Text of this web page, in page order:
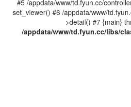
#5 /appdata/www/td.fyun.cc/
set_viewer() #6 /appdata/www/
>detail() #7 {main}
/appdata/www/td.fyun.cc/libs/